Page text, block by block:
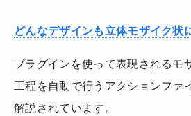
どんなデザインも立体モザイク状
プラグインを使って表現されるモ
工程を自動で行うアクションファ
解説されています。